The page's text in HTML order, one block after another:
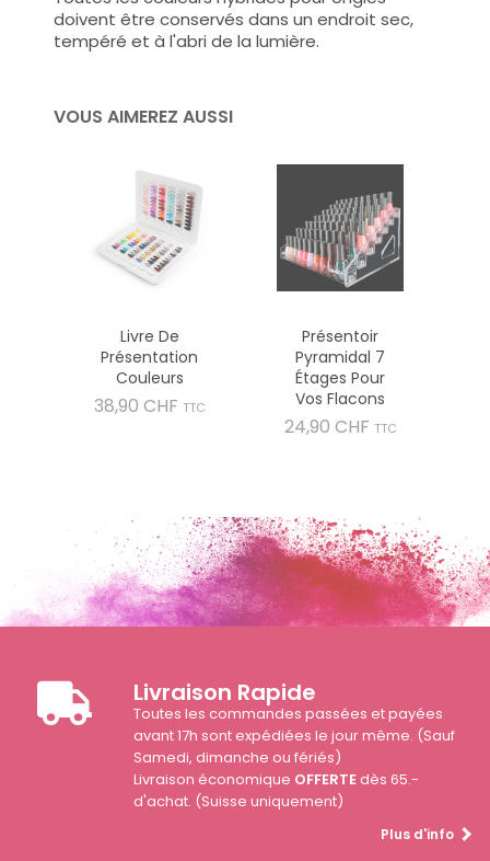
doivent être conservés dans un endroit sec,
tempéré et à l'abri de la lumière.
VOUS AIMEREZ AUSSI
Livre De
Présentation
Couleurs
38,90 CHF Prix
TTC
Présentoir
Pyramidal 7
Étages Pour
Vos Flacons
24,90 CHF Prix
TTC
Livraison Rapide
Toutes les commandes passées et payées
avant 17h sont expédiées le jour même. (Sauf
Samedi, dimanche ou fériés)
Livraison économique OFFERTEdès 65.-
d'achat. (Suisse uniquement)
Plus d'info